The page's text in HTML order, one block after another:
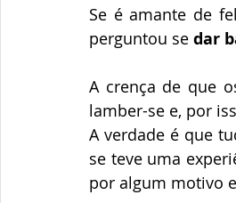
Se é amante de
perguntou se dar
A crença de que
lamber-se e, por
A verdade é que
se teve uma
por algum motivo